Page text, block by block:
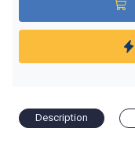
Description